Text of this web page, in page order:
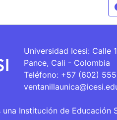
Universidad Icesi: Calle
Pance, Cali - Colombia
Teléfono: +57 (602)
una Institución de